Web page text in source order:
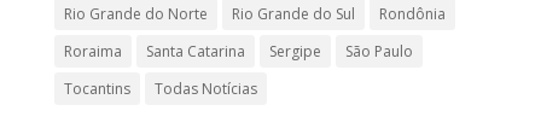
Rio Grande do Norte
Rio Grande do Sul
Rondônia
Roraima
Santa Catarina Sergipe
São Paulo
Tocantins
Todas Notícias